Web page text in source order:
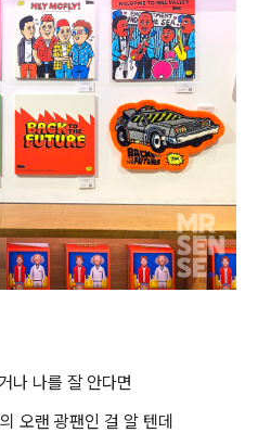
나 나를 잘 안다면
오랜 광팬인 걸 알 텐데